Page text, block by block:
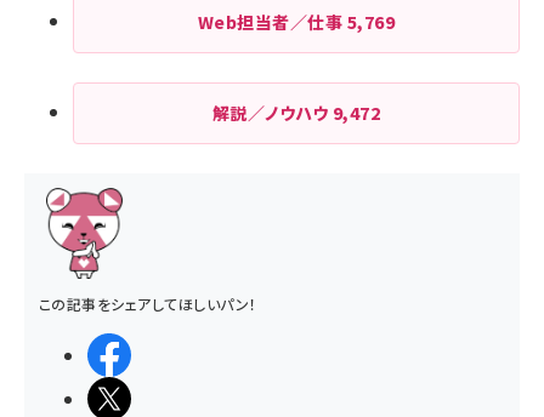
Web担当者／仕事 5,769
解説／ノウハウ 9,472
この記事をシェアしてほしいパン！